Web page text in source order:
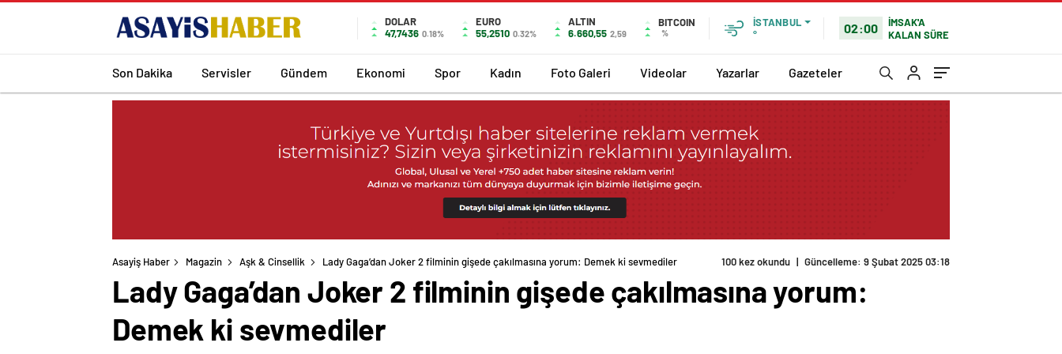
DOLAR
47,7436 0.18%
EURO
55,2510 0.32%
ALTIN
6.660,55 2,59
BITCOIN
%
İSTANBUL
°
02:00
İMSAK'A
KALAN SÜRE
Son Dakika Servisler Gündem Ekonomi Spor Kadın Foto Galeri Videolar Yazarlar Gazeteler
Asayiş Haber Magazin Aşk & Cinsellik Lady Gaga’dan Joker 2 filminin gişede çakılmasına yorum: Demek ki sevmediler 100 kez okundu | Güncelleme: 9 Şubat 2025 03:18
Lady Gaga’dan Joker 2 filminin gişede çakılmasına yorum:
Demek ki sevmediler